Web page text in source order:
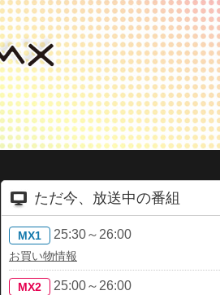
ただ今、放送中の番組
MX1 25:30～26:00
お買い物情報
MX2 25:00～26:00